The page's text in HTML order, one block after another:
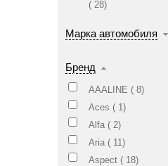
( 28)
Марка автомобиля
Бренд
AAALINE ( 8)
Aces ( 1)
Alfa ( 2)
Aria ( 11)
Aspect ( 18)